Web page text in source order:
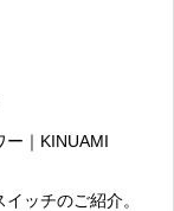
ー｜KINUAMI
ッチのご紹介。